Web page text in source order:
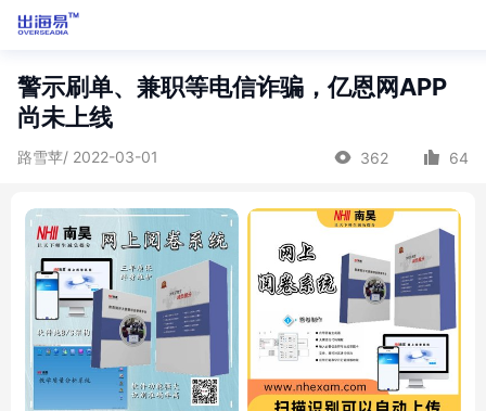
警示刷单、兼职等电信诈骗，亿恩网APP
尚未上线
路雪苹/ 2022-03-01 362 64